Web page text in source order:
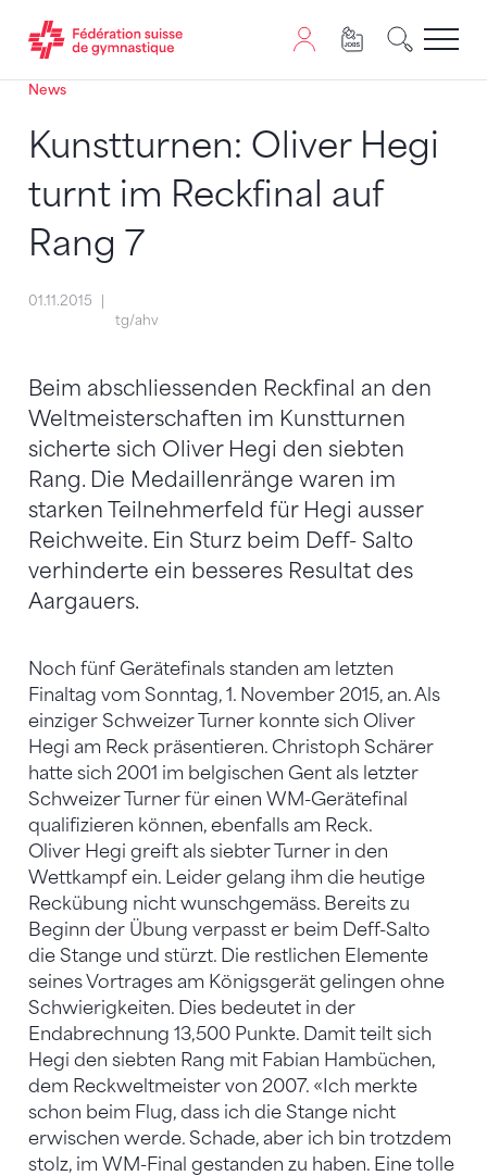
Passer au contenu
Naviguer vers le plan du siten
JavaScript est nécessaire pour naviguer sur ce site.
News
Kunstturnen: Oliver Hegi
turnt im Reckfinal auf
Rang 7
01.11.2015
tg/ahv
Beim abschliessenden Reckfinal an den
Weltmeisterschaften im Kunstturnen
sicherte sich Oliver Hegi den siebten
Rang. Die Medaillenränge waren im
starken Teilnehmerfeld für Hegi ausser
Reichweite. Ein Sturz beim Deff- Salto
verhinderte ein besseres Resultat des
Aargauers.
Noch fünf Gerätefinals standen am letzten
Finaltag vom Sonntag, 1. November 2015, an. Als
einziger Schweizer Turner konnte sich Oliver
Hegi am Reck präsentieren. Christoph Schärer
hatte sich 2001 im belgischen Gent als letzter
Schweizer Turner für einen WM-Gerätefinal
qualifizieren können, ebenfalls am Reck.
Oliver Hegi greift als siebter Turner in den
Wettkampf ein. Leider gelang ihm die heutige
Reckübung nicht wunschgemäss. Bereits zu
Beginn der Übung verpasst er beim Deff-Salto
die Stange und stürzt. Die restlichen Elemente
seines Vortrages am Königsgerät gelingen ohne
Schwierigkeiten. Dies bedeutet in der
Endabrechnung 13,500 Punkte. Damit teilt sich
Hegi den siebten Rang mit Fabian Hambüchen,
dem Reckweltmeister von 2007. «Ich merkte
schon beim Flug, dass ich die Stange nicht
erwischen werde. Schade, aber ich bin trotzdem
stolz, im WM-Final gestanden zu haben. Eine tolle